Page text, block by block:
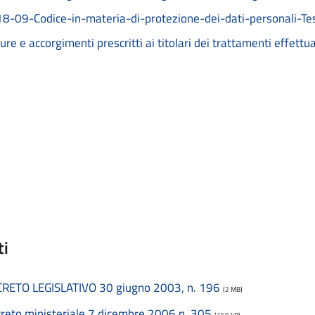
09-Codice-in-materia-di-protezione-dei-dati-personali-
e accorgimenti prescritti ai titolari dei trattamenti
LEGISLATIVO 30 giugno 2003, n. 196 (2 MB)